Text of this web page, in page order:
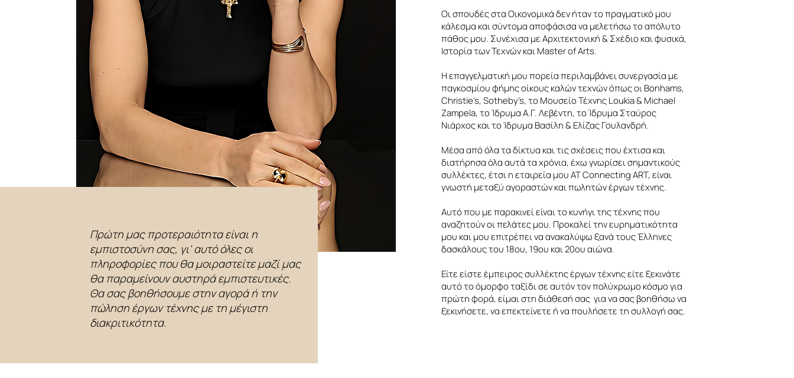
Οι σπουδές στα Οικονομικά δεν ήταν το πραγματικό μου
κάλεσμα και σύντομα αποφάσισα να μελετήσω το απόλυτο
πάθος μου. Συνέχισα με Αρχιτεκτονική & Σχέδιο και φυσικά,
Ιστορία των Τεχνών και Master of Arts.
Η επαγγελματική μου πορεία περιλαμβάνει συνεργασία με
παγκοσμίου φήμης οίκους καλών τεχνών όπως οι Bonhams,
Christie's, Sotheby's, το Μουσείο Τέχνης Loukia & Michael
Zampela, το Ίδρυμα Α.Γ. Λεβέντη, το Ίδρυμα Σταύρος
Νιάρχος και το Ίδρυμα Βασίλη & Ελίζας Γουλανδρή.
Μέσα από όλα τα δίκτυα και τις σχέσεις που έχτισα και
διατήρησα όλα αυτά τα χρόνια, έχω γνωρίσει σημαντικούς
συλλέκτες, έτσι η εταιρεία μου AT Connecting ART, είναι
γνωστή μεταξύ αγοραστών και πωλητών έργων τέχνης.
Αυτό που με παρακινεί είναι το κυνήγι της τέχνης που
αναζητούν οι πελάτες μου. Προκαλεί την ευρηματικότητα
μου και μου επιτρέπει να ανακαλύψω ξανά τους Έλληνες
δασκάλους του 18ου, 19ου και 20ου αιώνα.
Είτε είστε έμπειρος συλλέκτης έργων τέχνης είτε ξεκινάτε
αυτό το όμορφο ταξίδι σε αυτόν τον πολύχρωμο κόσμο για
πρώτη φορά, είμαι στη διάθεσή σας για να σας βοηθήσω να
ξεκινήσετε, να επεκτείνετε ή να πουλήσετε τη συλλογή σας.
Πρώτη μας προτεραιότητα είναι η
εμπιστοσύνη σας, γι' αυτό όλες οι
πληροφορίες που θα μοιραστείτε μαζί μας
θα παραμείνουν αυστηρά εμπιστευτικές.
Θα σας βοηθήσουμε στην αγορά ή την
πώληση έργων τέχνης με τη μέγιστη
διακριτικότητα.